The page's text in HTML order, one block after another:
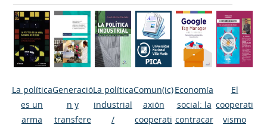
La política
es un
arma
Generació
n y
transfere
La política
industrial
/
Comun(ic)
axión
cooperati
Economía
social: la
contracar
El
cooperati
vismo